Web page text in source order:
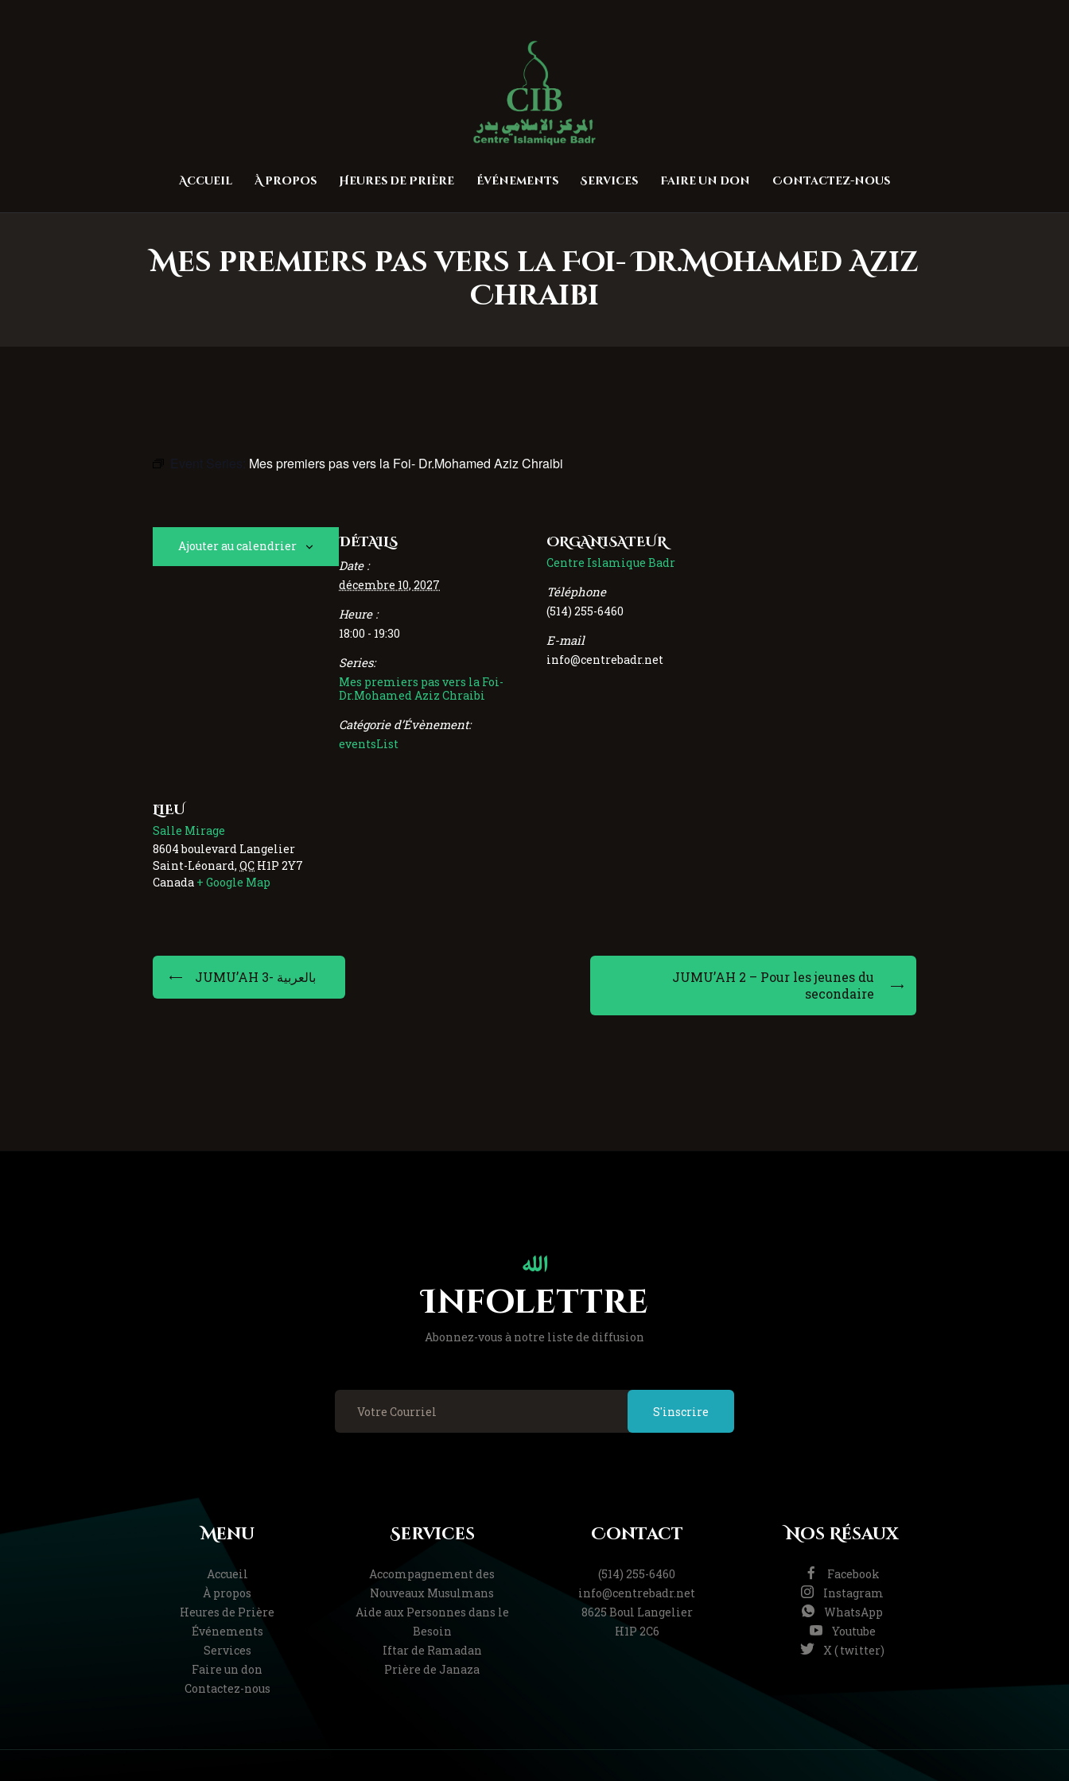
Accueil À propos Heures de Prière Événements Services Faire un don Contactez-nous
Mes premiers pas vers la Foi- Dr.Mohamed Aziz
Chraibi
Centre Islamique Badr
Heures de Prière
Événements
Faire un don
Event Series: Mes premiers pas vers la Foi- Dr.Mohamed Aziz Chraibi
Ajouter au calendrier DÉTAILS
Date :
décembre 10, 2027
Heure :
18:00 - 19:30
Series:
Mes premiers pas vers la Foi-
Dr.Mohamed Aziz Chraibi
Catégorie d’Évènement:
eventsList
ORGANISATEUR
Centre Islamique Badr
Téléphone
(514) 255-6460
E-mail
info@centrebadr.net
LIEU
Salle Mirage
8604 boulevard Langelier
Saint-Léonard, QC H1P 2Y7
Canada + Google Map
JUMU’AH 3- بالعربية
JUMU’AH 2 – Pour les jeunes du
secondaire
Infolettre
Abonnez-vous à notre liste de diffusion
S'inscrire
Menu
Accueil
À propos
Heures de Prière
Événements
Services
Faire un don
Contactez-nous
Services
Accompagnement des
Nouveaux Musulmans
Aide aux Personnes dans le
Besoin
Iftar de Ramadan
Prière de Janaza
Contact
(514) 255-6460
info@centrebadr.net
8625 Boul Langelier
H1P 2C6
Nos Résaux
Facebook
Instagram
WhatsApp
Youtube
X ( twitter)